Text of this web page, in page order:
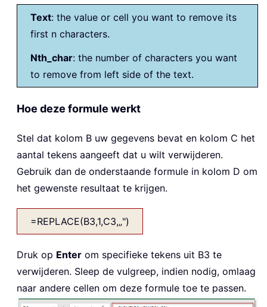
Text: the value or cell you want to remove its
first n characters.
Nth_char: the number of characters you want
to remove from left side of the text.
Hoe deze formule werkt
Stel dat kolom B uw gegevens bevat en kolom C het
aantal tekens aangeeft dat u wilt verwijderen.
Gebruik dan de onderstaande formule in kolom D om
het gewenste resultaat te krijgen.
=REPLACE(B3,1,C3,„")
Druk op Enter om specifieke tekens uit B3 te
verwijderen. Sleep de vulgreep, indien nodig, omlaag
naar andere cellen om deze formule toe te passen.